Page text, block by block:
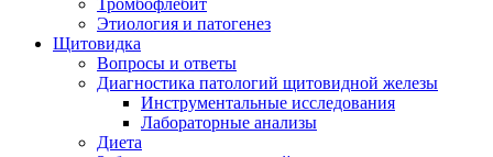
Тромбофлебит
Этиология и патогенез
Щитовидка
Вопросы и ответы
Диагностика патологий щитовидной железы
Инструментальные исследования
Лабораторные анализы
Диета